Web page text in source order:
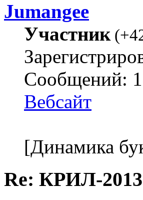
Jumangee
Участник(
Сообщений:
Вебсайт
[Динамика
Re: КРИЛ-2013